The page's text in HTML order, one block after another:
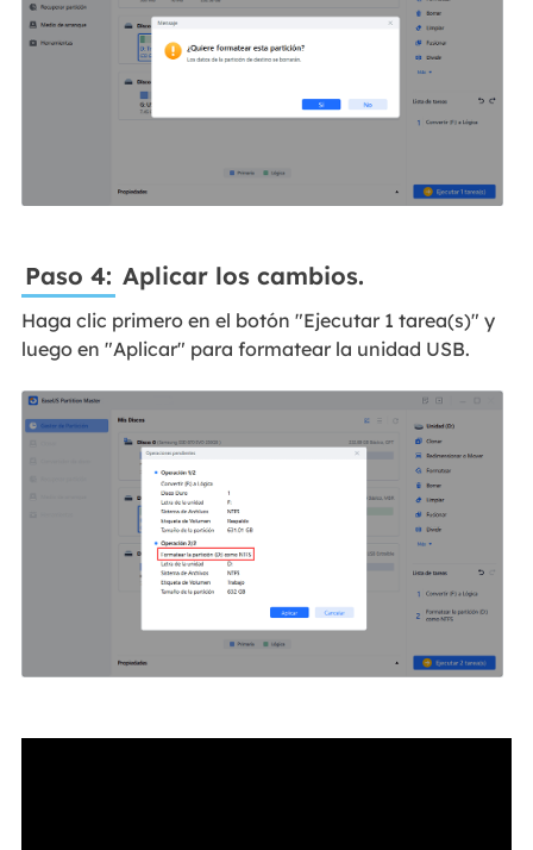
Paso 4: Aplicar los cambios.
Haga clic primero en el botón "Ejecutar 1 tarea(s)" y
luego en "Aplicar" para formatear la unidad USB.